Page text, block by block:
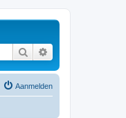
Zoek
Aanmelden